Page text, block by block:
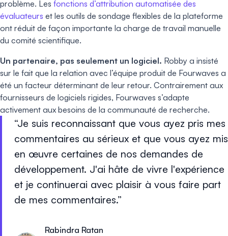
problème. Les fonctions d’attribution automatisée des
évaluateurs et les outils de sondage flexibles de la plateforme
ont réduit de façon importante la charge de travail manuelle
du comité scientifique.
Un partenaire, pas seulement un logiciel. Robby a insisté
sur le fait que la relation avec l’équipe produit de Fourwaves a
été un facteur déterminant de leur retour. Contrairement aux
fournisseurs de logiciels rigides, Fourwaves s’adapte
activement aux besoins de la communauté de recherche.
Je suis reconnaissant que vous ayez pris mes
commentaires au sérieux et que vous ayez mis
en œuvre certaines de nos demandes de
développement. J'ai hâte de vivre l'expérience
et je continuerai avec plaisir à vous faire part
de mes commentaires.
Rabindra Ratan